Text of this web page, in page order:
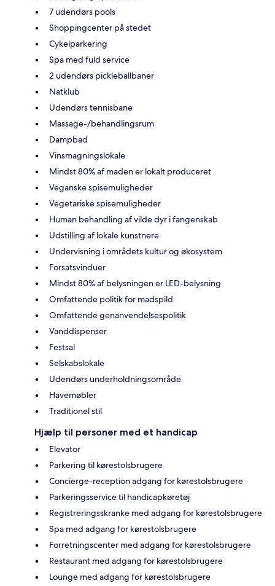
7 udendørs pools
Shoppingcenter på stedet
Cykelparkering
Spa med fuld service
2 udendørs pickleballbaner
Natklub
Udendørs tennisbane
Massage-/behandlingsrum
Dampbad
Vinsmagningslokale
Mindst 80% af maden er lokalt produceret
Veganske spisemuligheder
Vegetariske spisemuligheder
Human behandling af vilde dyr i fangenskab
Udstilling af lokale kunstnere
Undervisning i områdets kultur og økosystem
Forsatsvinduer
Mindst 80% af belysningen er LED-belysning
Omfattende politik for madspild
Omfattende genanvendelsespolitik
Vanddispenser
Festsal
Selskabslokale
Udendørs underholdningsområde
Havemøbler
Traditionel stil
Hjælp til personer med et handicap
Elevator
Parkering til kørestolsbrugere
Concierge-reception adgang for kørestolsbrugere
Parkeringsservice til handicapkøretøj
Registreringsskranke med adgang for kørestolsbrugere
Spa med adgang for kørestolsbrugere
Forretningscenter med adgang for kørestolsbrugere
Restaurant med adgang for kørestolsbrugere
Lounge med adgang for kørestolsbrugere